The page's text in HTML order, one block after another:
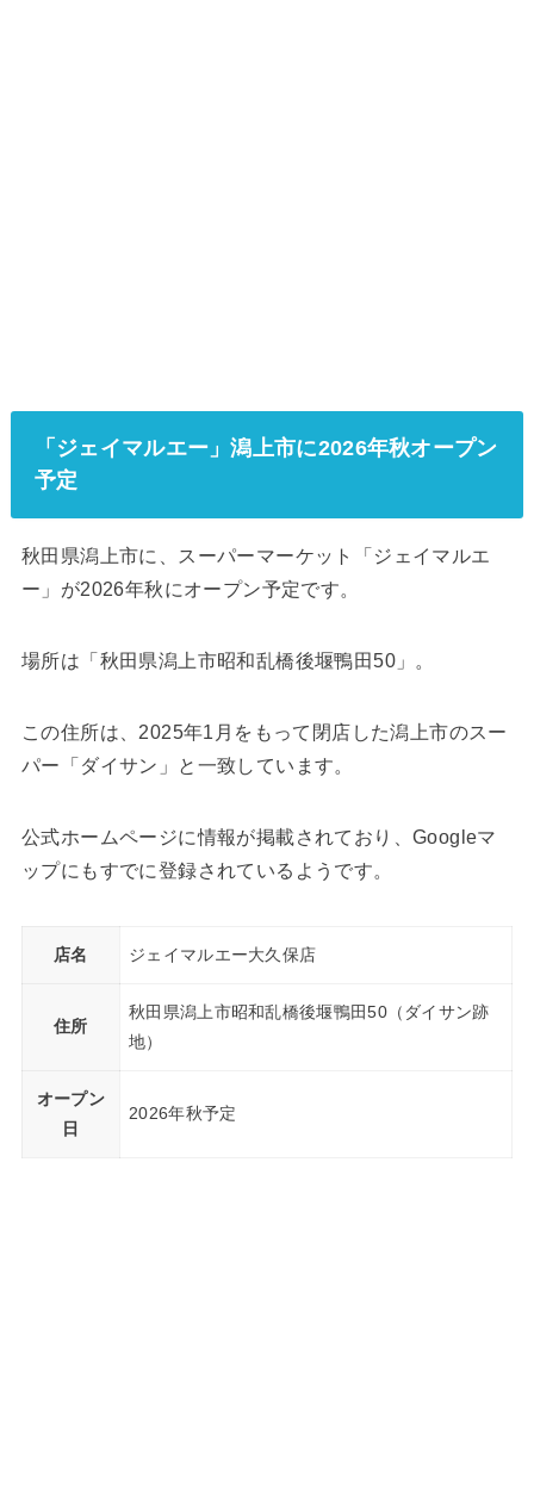
「ジェイマルエー」潟上市に2026年秋オープン
予定
秋田県潟上市に、スーパーマーケット「ジェイマルエ
ー」が2026年秋にオープン予定です。
場所は「秋田県潟上市昭和乱橋後堰鴨田50」。
この住所は、2025年1月をもって閉店した潟上市のスー
パー「ダイサン」と一致しています。
公式ホームページに情報が掲載されており、Googleマ
ップにもすでに登録されているようです。
店名 ジェイマルエー大久保店
住所
秋田県潟上市昭和乱橋後堰鴨田50（ダイサン跡
地）
オープン
日
2026年秋予定